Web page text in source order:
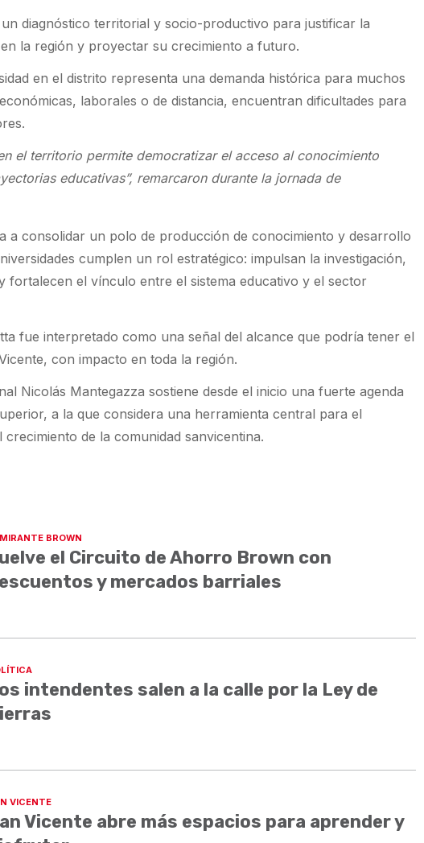
diagnóstico territorial y socio-productivo para justificar la
la región y proyectar su crecimiento a futuro.
en el distrito representa una demanda histórica para muchos
laborales o de distancia, encuentran dificultades para
el territorio permite democratizar el acceso al conocimiento
educativas”, remarcaron durante la jornada de
a consolidar un polo de producción de conocimiento y desarrollo
cumplen un rol estratégico: impulsan la investigación,
fortalecen el vínculo entre el sistema educativo y el sector
fue interpretado como una señal del alcance que podría tener el
con impacto en toda la región.
Nicolás Mantegazza sostiene desde el inicio una fuerte agenda
a la que considera una herramienta central para el
de la comunidad sanvicentina.
BROWN
el Circuito de Ahorro Brown con
y mercados barriales
intendentes salen a la calle por la Ley de
VICENTE
Vicente abre más espacios para aprender y